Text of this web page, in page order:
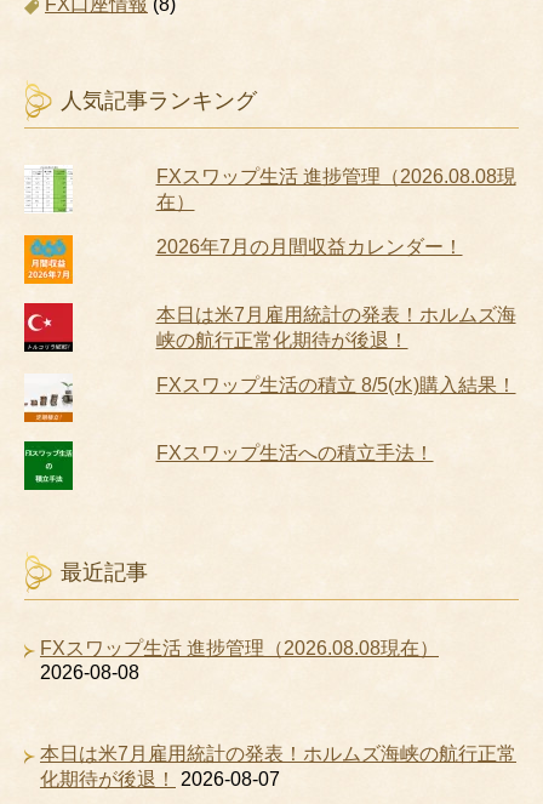
人気記事ランキング
FXスワップ生活 進捗管理（2026.08.08現
在）
2026年7月の月間収益カレンダー！
本日は米7月雇用統計の発表！ホルムズ海
峡の航行正常化期待が後退！
FXスワップ生活の積立 8/5(水)購入結果！
FXスワップ生活への積立手法！
最近記事
FXスワップ生活 進捗管理（2026.08.08現在）
2026-08-08
本日は米7月雇用統計の発表！ホルムズ海峡の航行正常
化期待が後退！
2026-08-07